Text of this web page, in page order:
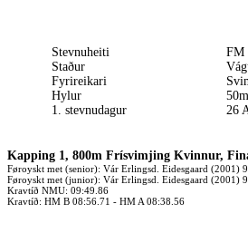
Stevnuheiti
FM
Staður
Fyrireikari
Hylur
50m
1. stevnudagur
26
Kapping 1, 800m Frísvimjing Kvinnur,
Føroyskt met (senior): Vár Erlingsd. Eidesgaard (2001)
Føroyskt met (junior): Vár Erlingsd. Eidesgaard (2001)
Kravtíð NMU: 09:49.86
Kravtíð: HM B 08:56.71 - HM A 08:38.56